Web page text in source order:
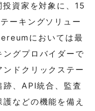
資家を対象に、15
ーキングソリュー
においては最
グプロバイダーで
ドクリックステー
、API統合、監査
などの機能を備え